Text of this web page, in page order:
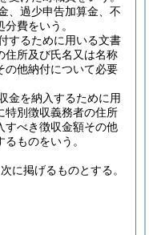
、過少申告加算金、不
費をいう。
するために用いる文書
住所及び氏名又は名称
の他納付について必要
を納入するために用
特別徴収義務者の住所
すべき徴収金額その他
ものをいう。
に掲げるものとする。